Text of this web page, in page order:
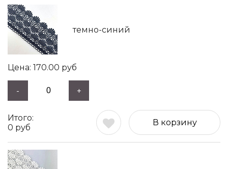
темно-синий
170.00 руб
- +
0 руб
В корзину